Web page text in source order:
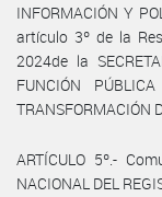
INFORMACIÓN Y
artículo 3º de la
2024de la
FUNCIÓN
TRANSFORMACIÓN
ARTÍCULO 5º.-
NACIONAL DEL